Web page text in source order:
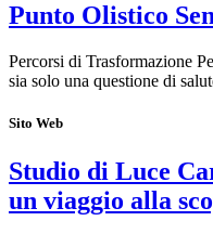
Punto Olistico
Percorsi di Trasformazione
sia solo una questione di
Sito Web
Studio di Luce
un viaggio alla